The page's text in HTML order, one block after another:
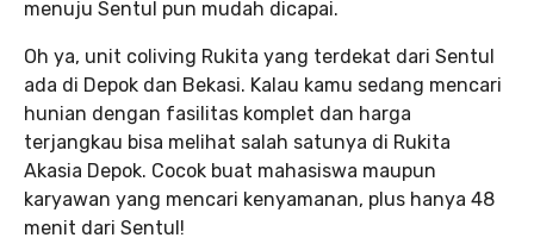
menuju Sentul pun mudah dicapai.
Oh ya, unit coliving Rukita yang terdekat dari Sentul
ada di Depok dan Bekasi. Kalau kamu sedang mencari
hunian dengan fasilitas komplet dan harga
terjangkau bisa melihat salah satunya di Rukita
Akasia Depok. Cocok buat mahasiswa maupun
karyawan yang mencari kenyamanan, plus hanya 48
menit dari Sentul!